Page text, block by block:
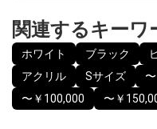
関連するキーワ
ホワイト ブラック
アクリル
Sサイズ
〜￥100,000
〜￥